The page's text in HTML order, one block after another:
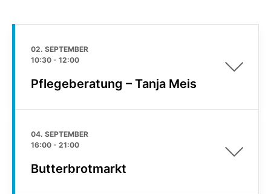
02. SEPTEMBER
10:30 - 12:00
Pflegeberatung – Tanja Meis
04. SEPTEMBER
16:00 - 21:00
Butterbrotmarkt